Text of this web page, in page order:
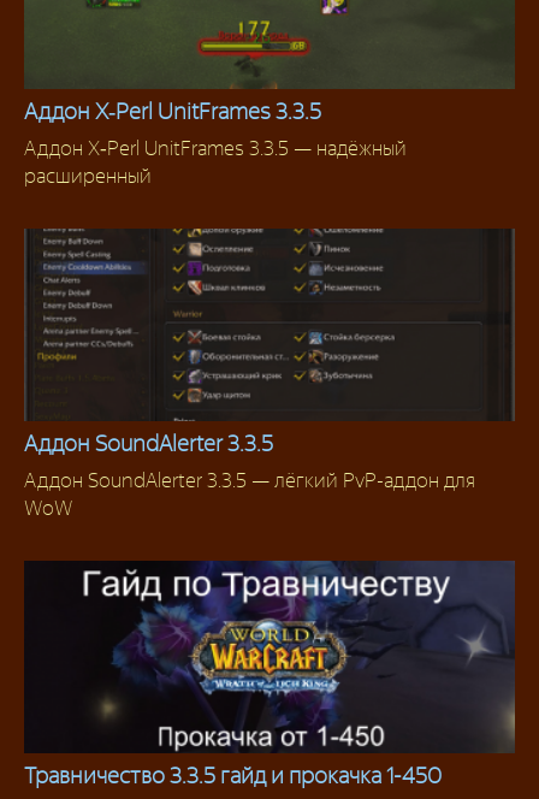
Аддоны 3.3.5
Аддон X‑Perl UnitFrames 3.3.5
Аддон X‑Perl UnitFrames 3.3.5 — надёжный
расширенный
Аддоны 3.3.5
Аддон SoundAlerter 3.3.5
Аддон SoundAlerter 3.3.5 — лёгкий PvP-аддон для
WoW
Травничество 3.3.5 гайд и прокачка 1-450